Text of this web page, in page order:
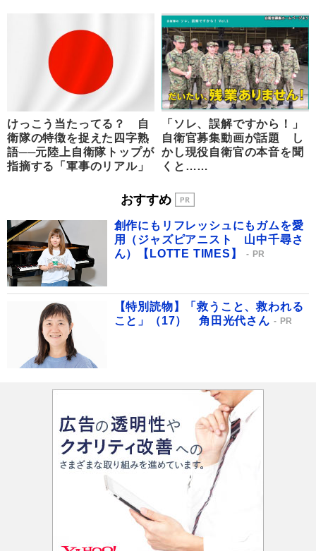
けっこう当たってる？ 自
衛隊の特徴を捉えた四字熟
語──元陸上自衛隊トップが
指摘する「軍事のリアル」
「ソレ、誤解ですから！」
自衛官募集動画が話題 し
かし現役自衛官の本音を聞
くと……
おすすめ
創作にもリフレッシュにもガムを愛
用（ジャズピアニスト 山中千尋さ
ん）【LOTTE TIMES】
PR
【特別読物】「救うこと、救われる
こと」（17） 角田光代さん
PR